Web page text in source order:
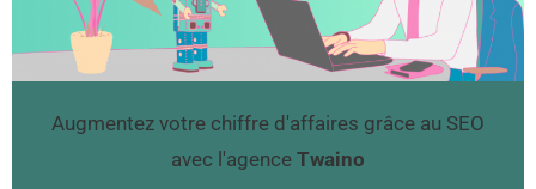
Augmentez votre chiffre d'affaires grâce au SEO
avec l'agence Twaino